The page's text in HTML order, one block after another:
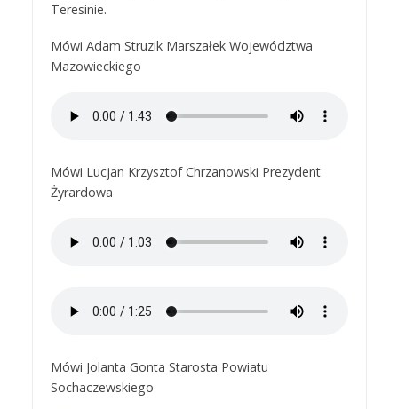
Teresinie.
Mówi Adam Struzik Marszałek Województwa
Mazowieckiego
Mówi Lucjan Krzysztof Chrzanowski Prezydent
Żyrardowa
Mówi Jolanta Gonta Starosta Powiatu
Sochaczewskiego